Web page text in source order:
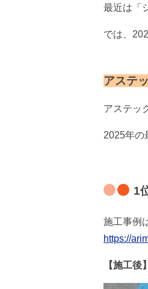
最近は「
では、
アステ
アステッ
2025年の
1
施工事例
https://
【施工後】